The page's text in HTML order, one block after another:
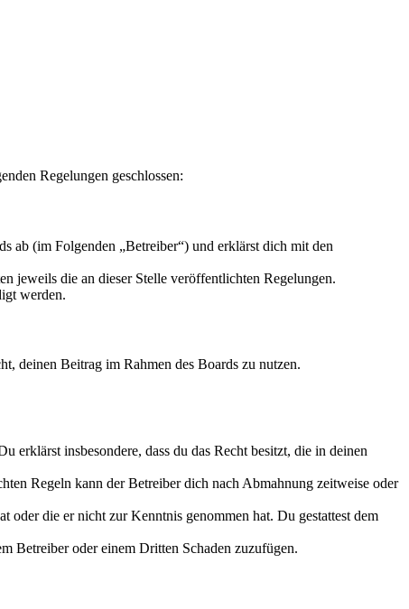
Regelungen geschlossen:
ab (im Folgenden „Betreiber“) und erklärst dich mit den
jeweils die an dieser Stelle veröffentlichten Regelungen.
werden.
deinen Beitrag im Rahmen des Boards zu nutzen.
erklärst insbesondere, dass du das Recht besitzt, die in deinen
Regeln kann der Betreiber dich nach Abmahnung zeitweise oder
die er nicht zur Kenntnis genommen hat. Du gestattest dem
Betreiber oder einem Dritten Schaden zuzufügen.